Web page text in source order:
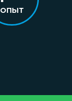
ОПЫТ